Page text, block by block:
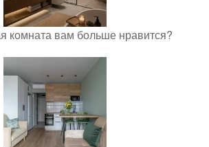
комната вам больше нравится?